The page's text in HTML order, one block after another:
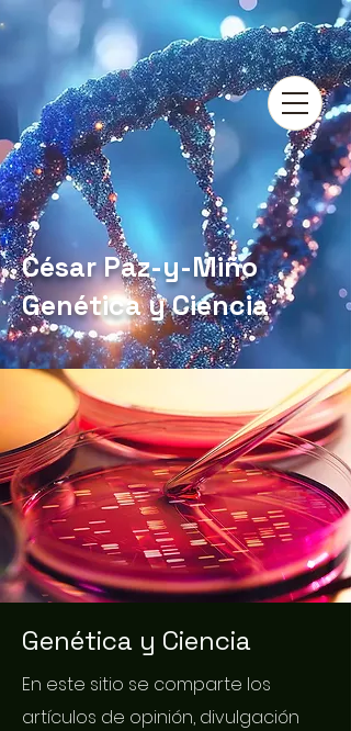
César Paz-y-Miño
Genética y Ciencia
Genética y Ciencia
En este sitio se comparte los
artículos de opinión, divulgación